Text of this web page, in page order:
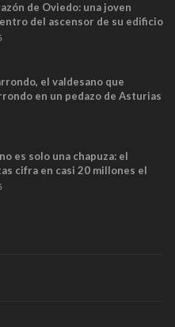
de Oviedo: una joven
del ascensor de su edificio
sus últimos minutos
el valdesano que
en un pedazo de Asturias
no es solo una chapuza: el
cifra en casi 20 millones el
que no cabían por los